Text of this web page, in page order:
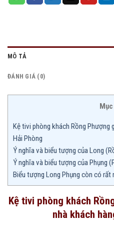
MÔ TẢ
ĐÁNH GIÁ (0)
Kệ tivi phòng khách Rồng Phượng
Hải Phòng
Ý nghĩa và biểu tượng của Long
Ý nghĩa và biểu tượng của Phụng
Biểu tượng Long Phụng còn có rất
Kệ tivi phòng khách
nhà khách